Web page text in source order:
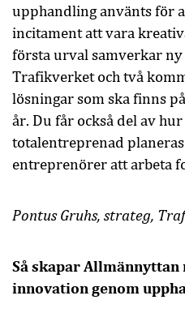
upphandling använts för
incitament att vara
första urval samverkar ny
Trafikverket och två
lösningar som ska finns
år. Du får också del av
totalentreprenad
entreprenörer att arbeta
Pontus Gruhs, strateg,
Så skapar
innovation genom